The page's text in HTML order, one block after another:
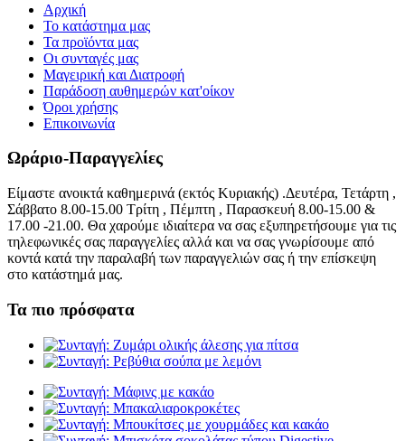
Αρχική
Το κατάστημα μας
Τα προϊόντα μας
Οι συνταγές μας
Μαγειρική και Διατροφή
Παράδοση αυθημερών κατ'οίκον
Όροι χρήσης
Επικοινωνία
Ωράριο-Παραγγελίες
Είμαστε ανοικτά καθημερινά (εκτός Κυριακής) .Δευτέρα, Τετάρτη ,
Σάββατο 8.00-15.00 Τρίτη , Πέμπτη , Παρασκευή 8.00-15.00 &
17.00 -21.00. Θα χαρούμε ιδιαίτερα να σας εξυπηρετήσουμε για τις
τηλεφωνικές σας παραγγελίες αλλά και να σας γνωρίσουμε από
κοντά κατά την παραλαβή των παραγγελιών σας ή την επίσκεψη
στο κατάστημά μας.
Τα πιο πρόσφατα